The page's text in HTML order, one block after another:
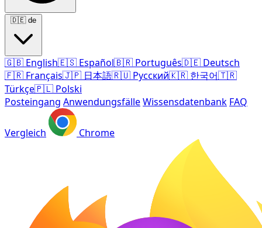
🇩🇪 de
🇬🇧 English🇪🇸 Español🇧🇷 Português🇩🇪 Deutsch
🇫🇷 Français🇯🇵 日本語🇷🇺 Русский🇰🇷 한국어🇹🇷
Türkçe🇵🇱 Polski
Posteingang AnwendungsfälleWissensdatenbank FAQ
Vergleich Chrome